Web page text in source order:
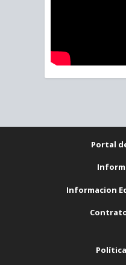
Portal
Informacion